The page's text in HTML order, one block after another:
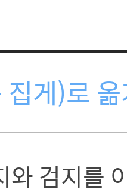
게)로
와 검지를